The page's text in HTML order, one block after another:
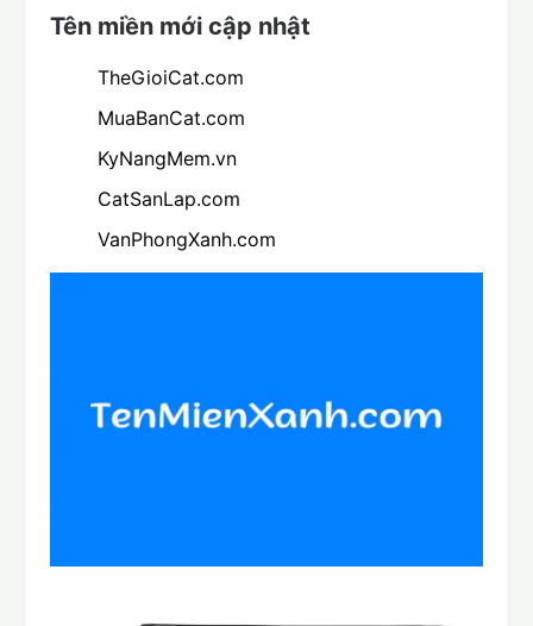
Tên miền mới cập nhật
TheGioiCat.com
MuaBanCat.com
KyNangMem.vn
CatSanLap.com
VanPhongXanh.com